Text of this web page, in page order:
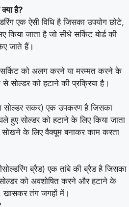
है?
एक ऐसी विधि है जिसका उपयोग छोटे,
जाता है जो सीधे सर्किट बोर्ड की
जाते हैं।
सर्किट को अलग करने या मरम्मत करने के
सोल्डर को हटाने की प्रक्रिया है।
सोल्डर सकर) एक उपकरण है जिसका
हुए सोल्डर को हटाने के लिए किया जाता
के लिए वैक्यूम बनाकर काम करता
ब्रैड) एक तांबे की ब्रैड है जिसका
को अवशोषित करने और हटाने के
खासकर तंग जगहों में।